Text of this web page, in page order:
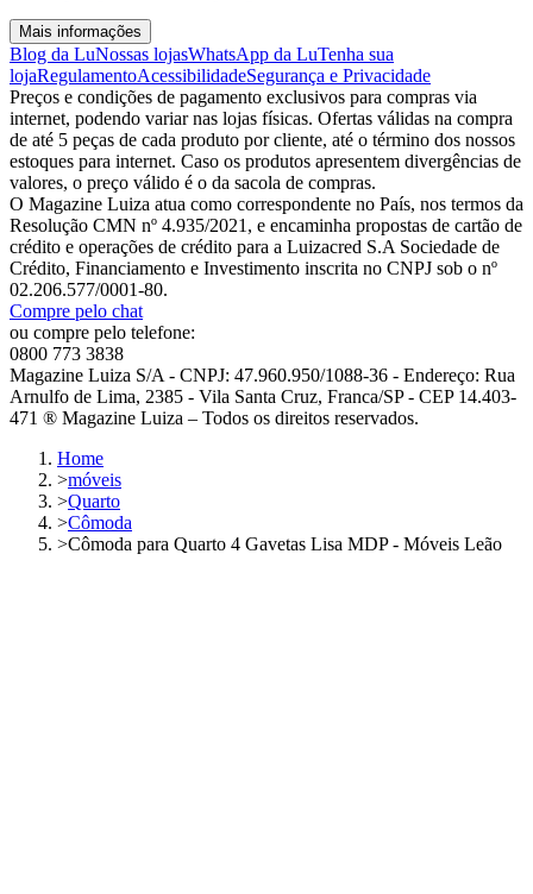
Mais informações
Blog da LuNossas lojasWhatsApp da LuTenha sua
lojaRegulamentoAcessibilidadeSegurança e Privacidade
Preços e condições de pagamento exclusivos para compras via
internet, podendo variar nas lojas físicas. Ofertas válidas na compra
de até 5 peças de cada produto por cliente, até o término dos nossos
estoques para internet. Caso os produtos apresentem divergências de
valores, o preço válido é o da sacola de compras.
O Magazine Luiza atua como correspondente no País, nos termos da
Resolução CMN nº 4.935/2021, e encaminha propostas de cartão de
crédito e operações de crédito para a Luizacred S.A Sociedade de
Crédito, Financiamento e Investimento inscrita no CNPJ sob o nº
02.206.577/0001-80.
Compre pelo chat
ou compre pelo telefone:
0800 773 3838
Magazine Luiza S/A - CNPJ: 47.960.950/1088-36 - Endereço: Rua
Arnulfo de Lima, 2385 - Vila Santa Cruz, Franca/SP - CEP 14.403-
471 ® Magazine Luiza – Todos os direitos reservados.
Home
>móveis
>Quarto
>Cômoda
>Cômoda para Quarto 4 Gavetas Lisa MDP - Móveis Leão